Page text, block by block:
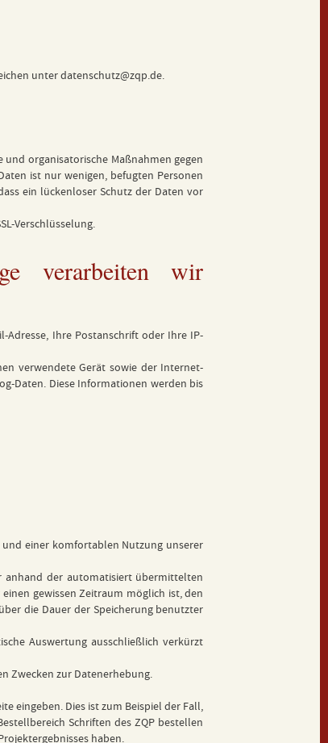
unterdatenschutz@zqp.de.
organisatorische Maßnahmen gegen
ist nur wenigen, befugten Personen
ein lückenloser Schutz der Daten vor
Verschlüsselung.
verarbeiten wir
Adresse, Ihre Postanschrift oder Ihre IP-
verwendete Gerät sowie der Internet-
Daten. Diese Informationen werden bis
einer komfortablen Nutzung unserer
anhand der automatisiert übermittelten
gewissen Zeitraum möglich ist, den
die Dauer der Speicherung benutzter
Auswertung ausschließlich verkürzt
Zwecken zur Datenerhebung.
eingeben. Dies ist zum Beispiel der Fall,
Schriften des ZQP bestellen
haben.